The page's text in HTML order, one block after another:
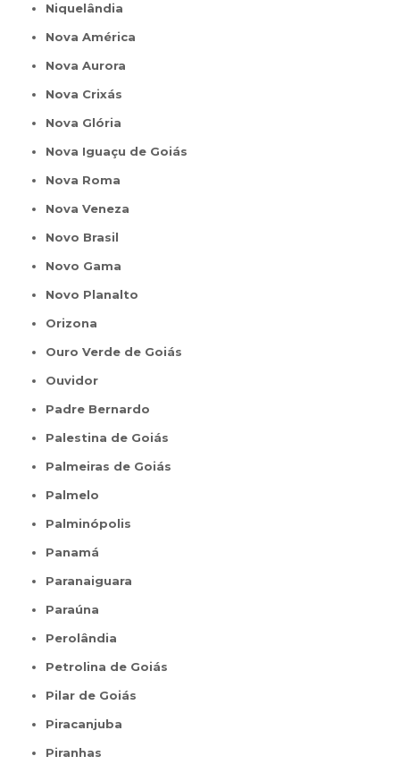
Niquelândia
Nova América
Nova Aurora
Nova Crixás
Nova Glória
Nova Iguaçu de Goiás
Nova Roma
Nova Veneza
Novo Brasil
Novo Gama
Novo Planalto
Orizona
Ouro Verde de Goiás
Ouvidor
Padre Bernardo
Palestina de Goiás
Palmeiras de Goiás
Palmelo
Palminópolis
Panamá
Paranaiguara
Paraúna
Perolândia
Petrolina de Goiás
Pilar de Goiás
Piracanjuba
Piranhas